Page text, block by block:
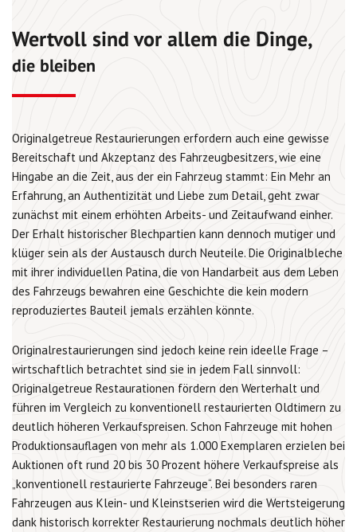
Wertvoll sind vor allem die Dinge,
die bleiben
Originalgetreue Restaurierungen erfordern auch eine gewisse
Bereitschaft und Akzeptanz des Fahrzeugbesitzers, wie eine
Hingabe an die Zeit, aus der ein Fahrzeug stammt: Ein Mehr an
Erfahrung, an Authentizität und Liebe zum Detail, geht zwar
zunächst mit einem erhöhten Arbeits- und Zeitaufwand einher.
Der Erhalt historischer Blechpartien kann dennoch mutiger und
klüger sein als der Austausch durch Neuteile. Die Originalbleche
mit ihrer individuellen Patina, die von Handarbeit aus dem Leben
des Fahrzeugs bewahren eine Geschichte die kein modern
reproduziertes Bauteil jemals erzählen könnte.
Originalrestaurierungen sind jedoch keine rein ideelle Frage –
wirtschaftlich betrachtet sind sie in jedem Fall sinnvoll:
Originalgetreue Restaurationen fördern den Werterhalt und
führen im Vergleich zu konventionell restaurierten Oldtimern zu
deutlich höheren Verkaufspreisen. Schon Fahrzeuge mit hohen
Produktionsauflagen von mehr als 1.000 Exemplaren erzielen bei
Auktionen oft rund 20 bis 30 Prozent höhere Verkaufspreise als
„konventionell restaurierte Fahrzeuge“. Bei besonders raren
Fahrzeugen aus Klein- und Kleinstserien wird die Wertsteigerung
dank historisch korrekter Restaurierung nochmals deutlich höher